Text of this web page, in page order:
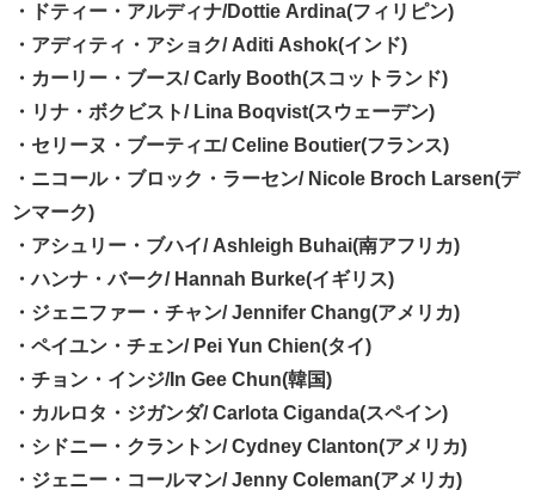
・ドティー・アルディナ/Dottie Ardina(フィリピン)
・アディティ・アショク/ Aditi Ashok(インド)
・カーリー・ブース/ Carly Booth(スコットランド)
・リナ・ボクビスト/ Lina Boqvist(スウェーデン)
・セリーヌ・ブーティエ/ Celine Boutier(フランス)
・ニコール・ブロック・ラーセン/ Nicole Broch Larsen(デ
ンマーク)
・アシュリー・ブハイ/ Ashleigh Buhai(南アフリカ)
・ハンナ・バーク/ Hannah Burke(イギリス)
・ジェニファー・チャン/ Jennifer Chang(アメリカ)
・ペイユン・チェン/ Pei Yun Chien(タイ)
・チョン・インジ/In Gee Chun(韓国)
・カルロタ・ジガンダ/ Carlota Ciganda(スペイン)
・シドニー・クラントン/ Cydney Clanton(アメリカ)
・ジェニー・コールマン/ Jenny Coleman(アメリカ)